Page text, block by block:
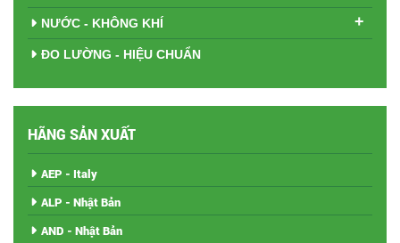
NƯỚC - KHÔNG KHÍ +
ĐO LƯỜNG - HIỆU CHUẨN
HÃNG SẢN XUẤT
AEP - Italy
ALP - Nhật Bản
AND - Nhật Bản